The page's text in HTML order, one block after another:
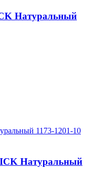
Натуральный
1173-1201-10
Натуральный